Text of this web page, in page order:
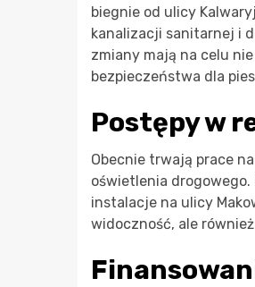
biegnie od ulicy
kanalizacji sanitarnej i
zmiany mają na celu
bezpieczeństwa dla
Postępy w
Obecnie trwają prace
oświetlenia drogowego.
instalacje na ulicy
widoczność, ale